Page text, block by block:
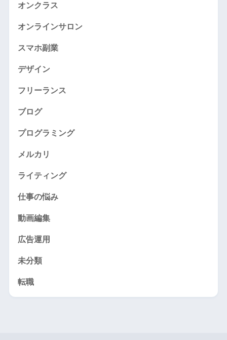
オンクラス
オンラインサロン
スマホ副業
デザイン
フリーランス
ブログ
プログラミング
メルカリ
ライティング
仕事の悩み
動画編集
広告運用
未分類
転職